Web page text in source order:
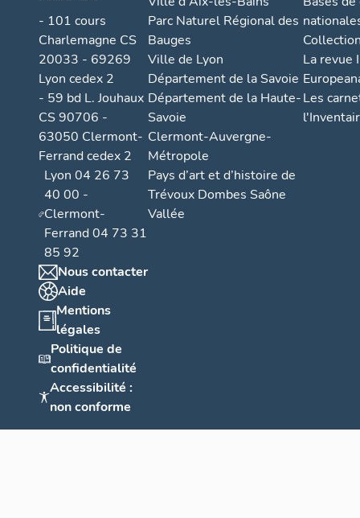
- 101 cours
Charlemagne CS
20033 - 69269
Lyon cedex 2
- 59 bd L. Jouhaux
CS 90706 -
63050 Clermont-
Ferrand cedex 2
Lyon 04 26 73
40 00 -
Clermont-
Ferrand 04 73 31
85 92
Nous contacter
Aide
Mentions
légales
Politique de
confidentialité
Accessibilité :
non conforme
Parc Naturel Régional des
Bauges
Ville de Lyon
Département de la Savoie
Département de la Haute-
Savoie
Clermont-Auvergne-
Métropole
Pays d’art et d’histoire de
Trévoux Dombes Saône
Vallée
La revue
Les